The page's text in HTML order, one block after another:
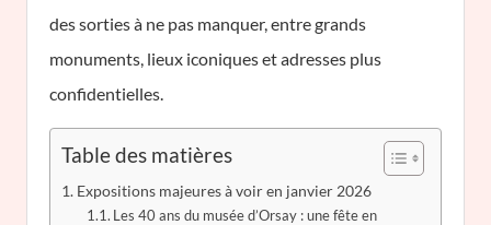
des sorties à ne pas manquer, entre grands
monuments, lieux iconiques et adresses plus
confidentielles.
Table des matières
Expositions majeures à voir en janvier 2026
Les 40 ans du musée d’Orsay : une fête en